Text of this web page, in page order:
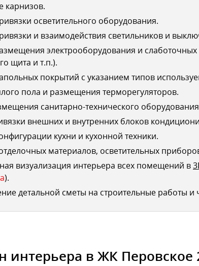
карнизов.
осветительного оборудования.
и взаимодействия светильников и
электрооборудования и слаботочных
щита и т.п.).
покрытий с указанием типов
пола и размещения терморегуляторов.
санитарно-технического
внешних и внутренних блоков
кухни и кухонной техники.
материалов, осветительных
визуализация интерьера всех помещений в
).
детальной сметы на строительные работы
интерьера в ЖК Перовское